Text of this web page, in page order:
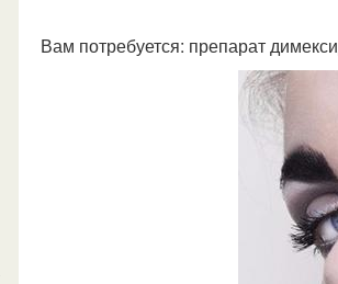
Вам потребуется: препарат